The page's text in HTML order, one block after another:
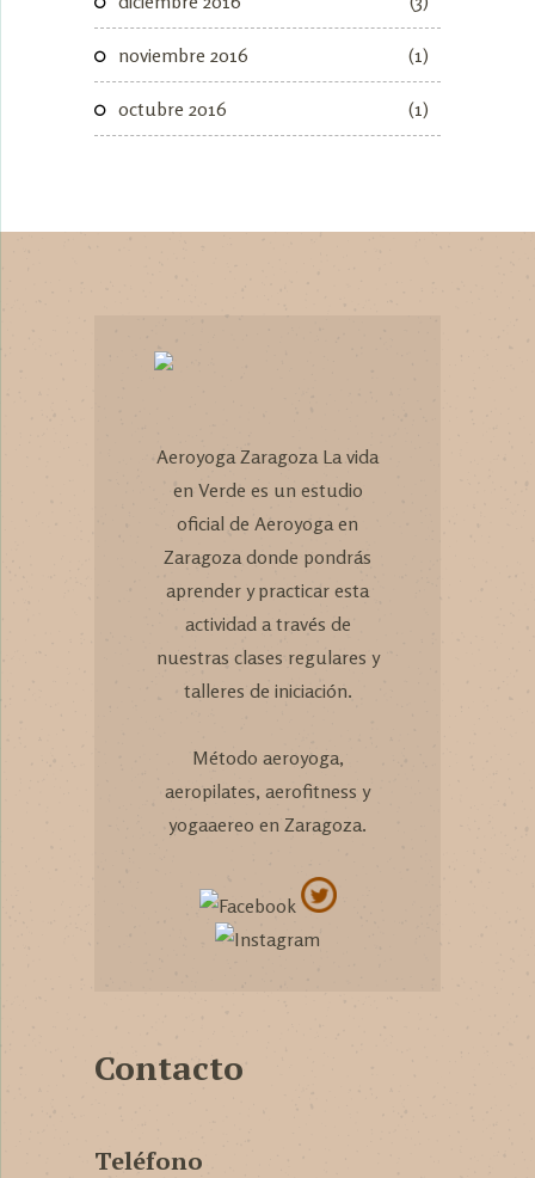
noviembre 2016 (1)
octubre 2016 (1)
Aeroyoga Zaragoza La vida
en Verde es un estudio
oficial de Aeroyoga en
Zaragoza donde pondrás
aprender y practicar esta
actividad a través de
nuestras clases regulares y
talleres de iniciación.
Método aeroyoga,
aeropilates, aerofitness y
yogaaereo en Zaragoza.
Contacto
Teléfono